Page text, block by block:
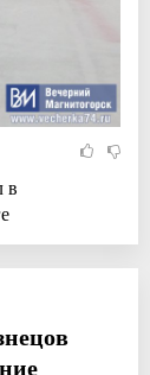
в